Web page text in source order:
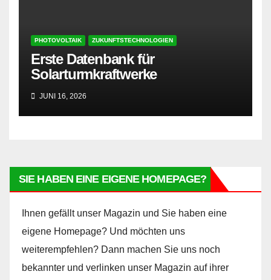
PHOTOVOLTAIK ZUKUNFTSTECHNOLOGIEN
Erste Datenbank für
Solarturmkraftwerke
JUNI 16, 2026
SIE HABEN EINE EIGENE HOMEPAGE?
Ihnen gefällt unser Magazin und Sie haben eine
eigene Homepage? Und möchten uns
weiterempfehlen? Dann machen Sie uns noch
bekannter und verlinken unser Magazin auf ihrer